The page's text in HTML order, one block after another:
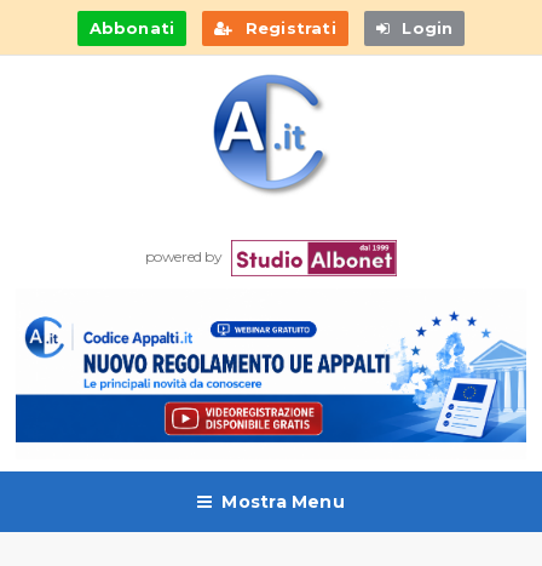
Abbonati Registrati Login
powered by
Mostra Menu